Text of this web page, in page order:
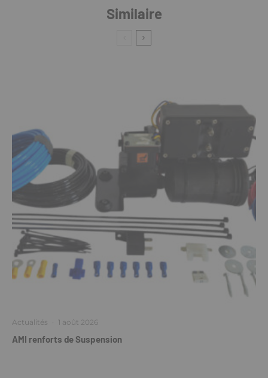
Similaire
Actualités · 1 août 2026
AMI renforts de Suspension